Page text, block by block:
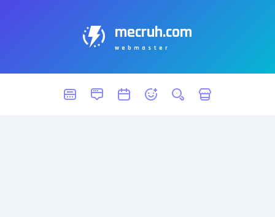
mecruh.com
webmaster